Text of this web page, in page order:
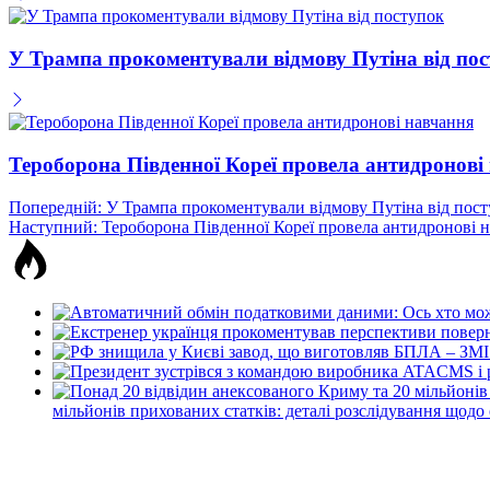
У Трампа прокоментували відмову Путіна від
Тероборона Південної Кореї провела
Навігація
записів
Попередній: У Трампа прокоментували відмову Путіна від
Наступний: Тероборона Південної Кореї провела антидронові
мільйонів прихованих статків: деталі розслідування